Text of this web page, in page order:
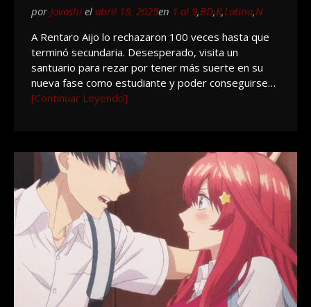
por Jovashi el abril 18, 2025en 1 al 9,BD,K,Latino,N
A Rentaro Aijo lo rechazaron 100 veces hasta que
terminó secundaria. Desesperado, visita un
santuario para rezar por tener más suerte en su
nueva fase como estudiante y poder conseguirse…
[Continuar Leyendo]